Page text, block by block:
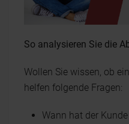
So analysieren Sie die
Wollen Sie wissen, ob
helfen folgende Fragen:
Wann hat der